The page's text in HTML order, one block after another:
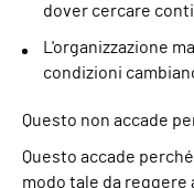
dover cercare
L'organizzazione
condizioni
Questo non accade
Questo accade
modo tale da reggere